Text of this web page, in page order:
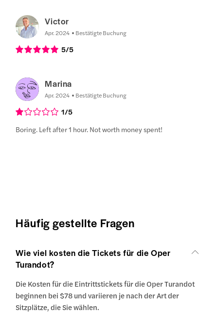
Victor
Apr. 2024 Bestätigte Buchung
5/5
Marina
Apr. 2024 Bestätigte Buchung
1/5
Boring. Left after 1 hour. Not worth money spent!
Häufig gestellte Fragen
Wie viel kosten die Tickets für die Oper
Turandot?
Die Kosten für die Eintrittstickets für die Oper Turandot
beginnen bei $78 und variieren je nach der Art der
Sitzplätze, die Sie wählen.